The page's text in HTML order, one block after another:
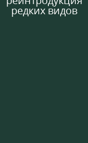
редких видов